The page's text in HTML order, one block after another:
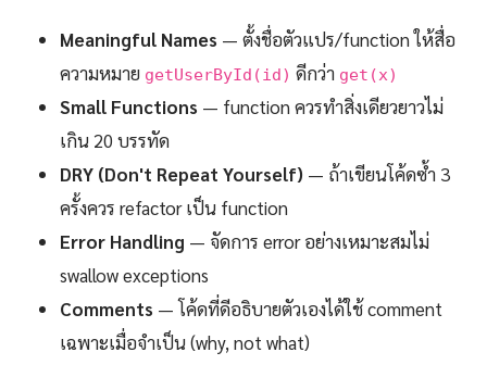
Meaningful Names — ตั้งชื่อตัวแปร/function ให้สื่อ
ความหมาย getUserById(id) ดีกว่า get(x)
Small Functions — function ควรทำสิ่งเดียวยาวไม่
เกิน 20 บรรทัด
DRY (Don't Repeat Yourself) — ถ้าเขียนโค้ดซ้ำ 3
ครั้งควร refactor เป็น function
Error Handling — จัดการ error อย่างเหมาะสมไม่
swallow exceptions
Comments — โค้ดที่ดีอธิบายตัวเองได้ใช้ comment
เฉพาะเมื่อจำเป็น (why, not what)